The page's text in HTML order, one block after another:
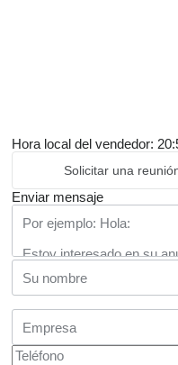
Hora local del vendedor:
Solicitar una
Enviar mensaje